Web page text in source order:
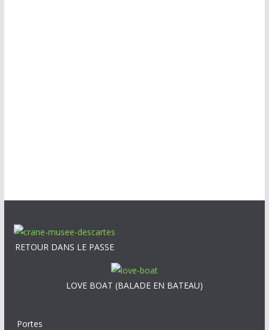
RETOUR DANS LE PASSE
LOVE BOAT (BALADE EN BATEAU)
Portes